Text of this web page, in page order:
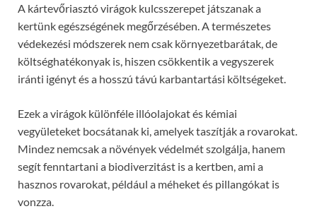
A kártevőriasztó virágok kulcsszerepet játszanak a
kertünk egészségének megőrzésében. A természetes
védekezési módszerek nem csak környezetbarátak, de
költséghatékonyak is, hiszen csökkentik a vegyszerek
iránti igényt és a hosszú távú karbantartási költségeket.
Ezek a virágok különféle illóolajokat és kémiai
vegyületeket bocsátanak ki, amelyek taszítják a rovarokat.
Mindez nemcsak a növények védelmét szolgálja, hanem
segít fenntartani a biodiverzitást is a kertben, ami a
hasznos rovarokat, például a méheket és pillangókat is
vonzza.